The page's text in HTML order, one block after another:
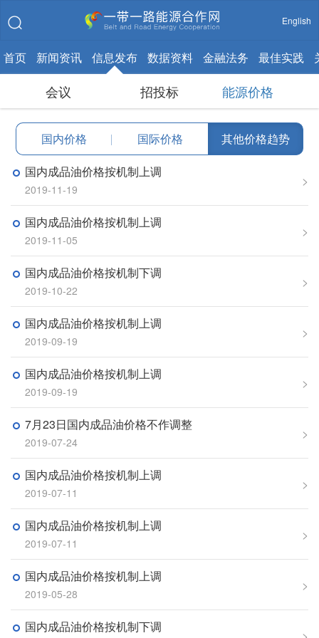
English
首页 新闻资讯 信息发布 数据资料 金融法务 最佳实践
会议 招投标 能源价格
国内价格 | 国际价格
其他价格趋势
国内成品油价格按机制上调
2019-11-19
>
国内成品油价格按机制上调
2019-11-05
>
国内成品油价格按机制下调
2019-10-22
>
国内成品油价格按机制上调
2019-09-19
>
国内成品油价格按机制上调
2019-09-19
>
7月23日国内成品油价格不作调整
2019-07-24
>
国内成品油价格按机制上调
2019-07-11
>
国内成品油价格按机制上调
2019-07-11
>
国内成品油价格按机制上调
2019-05-28
>
国内成品油价格按机制下调